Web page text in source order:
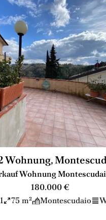
Wohnung,
Wohnung
180.000 €
1 75 m² Montescudaio